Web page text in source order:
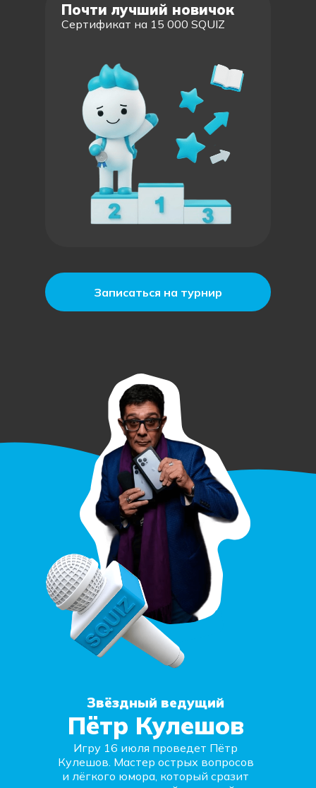
Записаться на турнир
Почти лучший новичок
Сертификат на 15 000 SQUIZ
Звёздный ведущий
Пётр Кулешов
Игру 16 июля проведет Пётр
Кулешов. Мастер острых вопросов
и лёгкого юмора, который сразит